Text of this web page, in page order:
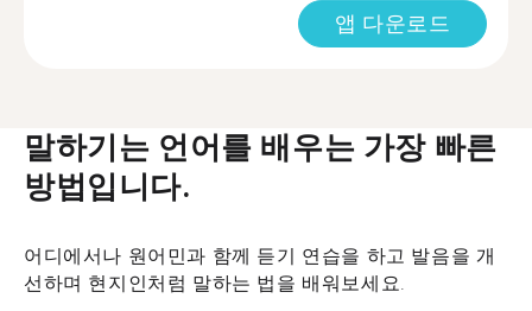
앱 다운로드
말하기는 언어를 배우는 가장 빠른
방법입니다.
어디에서나 원어민과 함께 듣기 연습을 하고 발음을 개
선하며 현지인처럼 말하는 법을 배워보세요.